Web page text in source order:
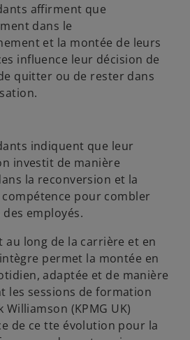
affirment que
dans le
et la montée de leurs
influence leur décision de
quitter ou de rester dans
indiquent que leur
investit de manière
la reconversion et la
pour combler
des employés.
au long de la carrière et en
permet la montée en
adaptée et de manière
les sessions de formation
(KPMG UK)
de ce tte évolution pour la